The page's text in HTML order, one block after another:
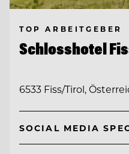
TOP ARBEITGEBER
Schlosshotel
6533 Fiss/Tirol,
SOCIAL MEDIA